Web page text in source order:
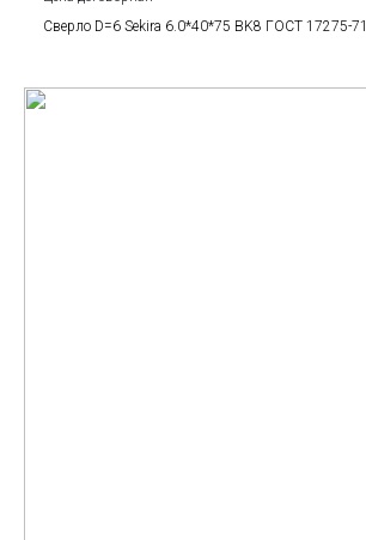
Сверло D=6 Sekira 6.0*40*75 BK8 ГОСТ 17275-71